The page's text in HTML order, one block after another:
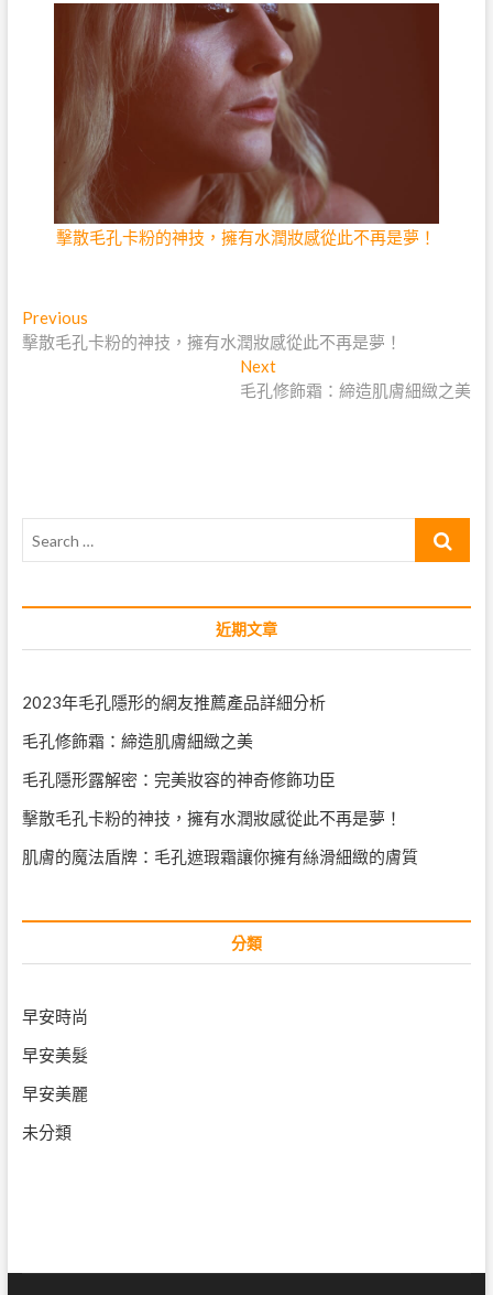
擊散毛孔卡粉的神技，擁有水潤妝感從此不再是夢！
文
章
PreviousPrevious
post:
擊散毛孔卡粉的神技，擁有水潤妝感從此不再是夢！
NextNext
post:
毛孔修飾霜：締造肌膚細緻之美
Search
近期文章
2023年毛孔隱形的網友推薦產品詳細分析
毛孔修飾霜：締造肌膚細緻之美
毛孔隱形露解密：完美妝容的神奇修飾功臣
擊散毛孔卡粉的神技，擁有水潤妝感從此不再是夢！
肌膚的魔法盾牌：毛孔遮瑕霜讓你擁有絲滑細緻的膚質
分類
早安時尚
早安美髮
早安美麗
未分類